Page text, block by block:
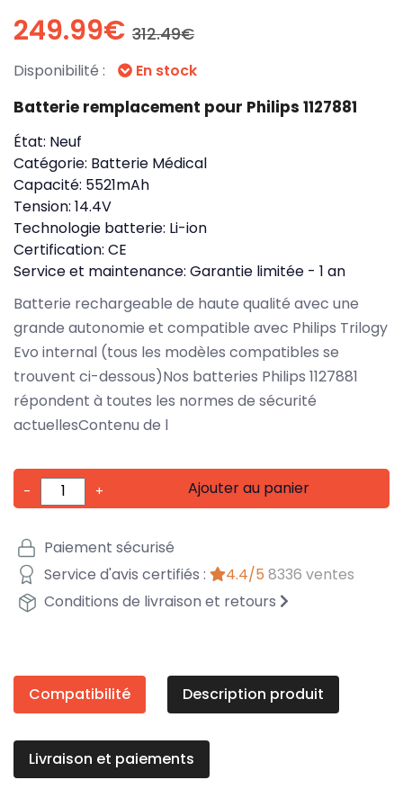
249.99€ 312.49€
Disponibilité : En stock
Batterie remplacement pour Philips 1127881
État: Neuf
Catégorie: Batterie Médical
Capacité: 5521mAh
Tension: 14.4V
Technologie batterie: Li-ion
Certification: CE
Service et maintenance: Garantie limitée - 1 an
Batterie rechargeable de haute qualité avec une
grande autonomie et compatible avec Philips Trilogy
Evo internal (tous les modèles compatibles se
trouvent ci-dessous)Nos batteries Philips 1127881
répondent à toutes les normes de sécurité
actuellesContenu de l
- + Ajouter au panier
Paiement sécurisé
Service d'avis certifiés :
4.4/5 8336 ventes
Conditions de livraison et retours
Compatibilité Description produit
Livraison et paiements